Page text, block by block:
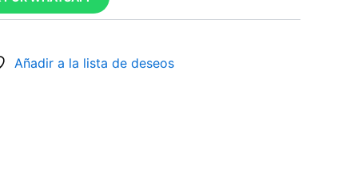
Añadir a la lista de deseos